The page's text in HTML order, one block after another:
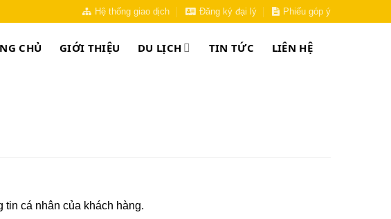
Hệ thống giao dịch Đăng ký đại lý Phiếu góp ý
CHỦ GIỚI THIỆU DU LỊCH TIN TỨC LIÊN HỆ
tin cá nhân của khách hàng.